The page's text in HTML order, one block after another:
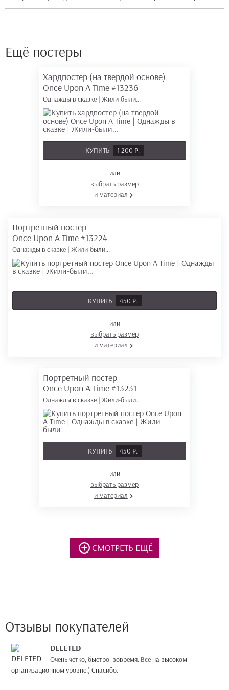
Ещё постеры
Хардпостер (на твёрдой основе)
Once Upon A Time #13236
Однажды в сказке | Жили-были...
КУПИТЬ 1 200 Р.
или
выбрать размер
и материал
Портретный постер
Once Upon A Time #13224
Однажды в сказке | Жили-были...
КУПИТЬ 450 Р.
или
выбрать размер
и материал
Портретный постер
Once Upon A Time #13231
Однажды в сказке | Жили-были...
КУПИТЬ 450 Р.
или
выбрать размер
и материал
СМОТРЕТЬ ЕЩЁ
Отзывы покупателей
DELETED
Очень четко, быстро, вовремя. Все на высоком
организационном уровне.) Спасибо.